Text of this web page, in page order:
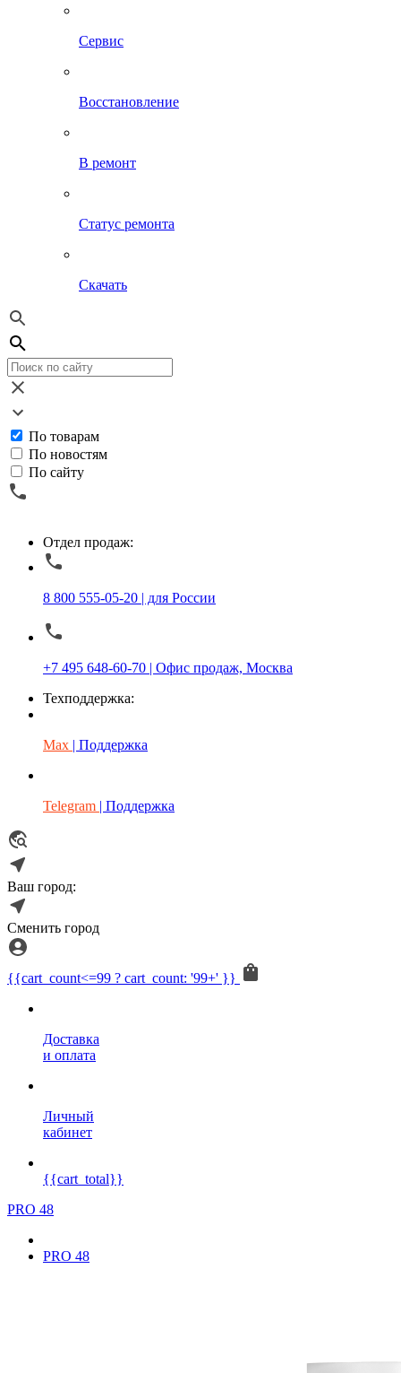
Сервис
Восстановление
В ремонт
Статус ремонта
Скачать
По товарам
По новостям
По сайту
Отдел продаж:
8 800 555-05-20 | для России
+7 495 648-60-70 | Офис продаж, Москва
Техподдержка:
Max | Поддержка
Telegram | Поддержка
Ваш город:
Сменить город
{{cart_count<=99 ? cart_count: '99+' }}
Доставка
и оплата
Личный
кабинет
{{cart_total}}
PRO 48
PRO 48